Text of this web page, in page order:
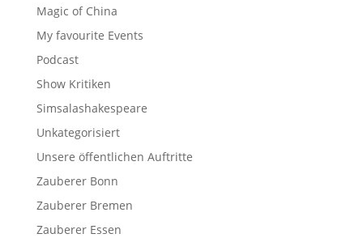
Magic of China
My favourite Events
Podcast
Show Kritiken
Simsalashakespeare
Unkategorisiert
Unsere öffentlichen Auftritte
Zauberer Bonn
Zauberer Bremen
Zauberer Essen